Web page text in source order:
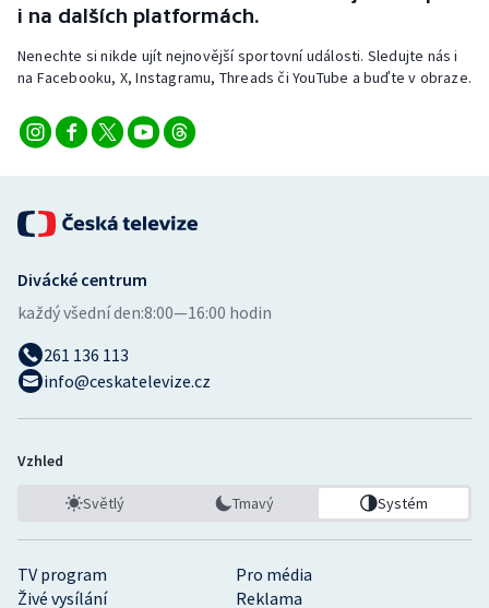
i na dalších platformách.
Nenechte si nikde ujít nejnovější sportovní události. Sledujte nás i
na Facebooku, X, Instagramu, Threads či YouTube a buďte v obraze.
TV program
Pro média
Živé vysílání
Reklama
Divácké centrum
každý všední den:8:00—16:00 hodin
261 136 113
info@ceskatelevize.cz
Vzhled
Světlý Tmavý Systém